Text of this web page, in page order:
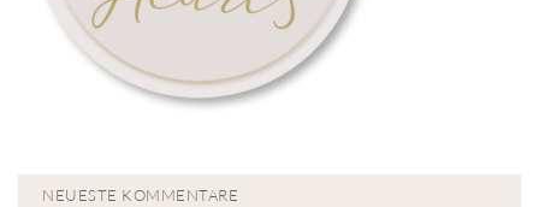
NEUESTE KOMMENTARE